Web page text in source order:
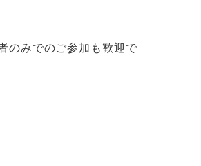
のみでのご参加も歓迎で